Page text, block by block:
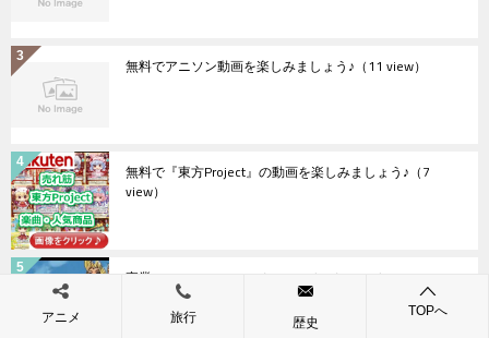
無料でアニソン動画を楽しみましょう♪ （11 view）
無料で『東方Project』の動画を楽しみましょう♪ （7
view）
卒業II Neo Generation（PC9801） （7 view）
アニメ 旅行 歴史
TOPへ